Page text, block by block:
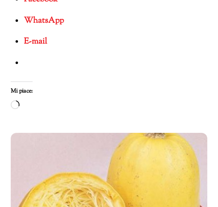
WhatsApp
E-mail
Mi piace:
Caricamento
corso…